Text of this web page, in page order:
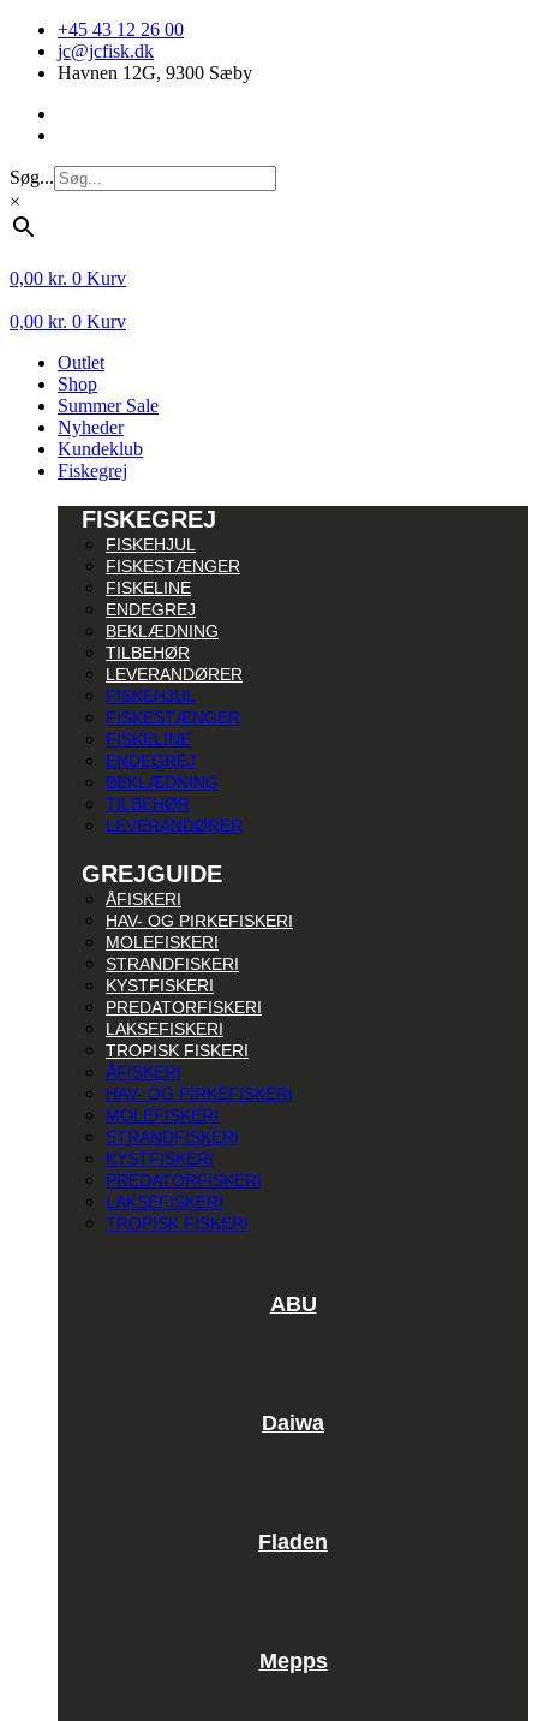
Videre
indhold
+45 43 12 26 00
jc@jcfisk.dk
Havnen 12G, 9300 Sæby
Søg...
×
0,00 kr. 0 Kurv
0,00 kr. 0 Kurv
Outlet
Shop
Summer Sale
Nyheder
Kundeklub
Fiskegrej
FISKEGREJ
FISKEHJUL
FISKESTÆNGER
FISKELINE
ENDEGREJ
BEKLÆDNING
TILBEHØR
LEVERANDØRER
FISKEHJUL
FISKESTÆNGER
FISKELINE
ENDEGREJ
BEKLÆDNING
TILBEHØR
LEVERANDØRER
GREJGUIDE
ÅFISKERI
HAV- OG PIRKEFISKERI
MOLEFISKERI
STRANDFISKERI
KYSTFISKERI
PREDATORFISKERI
LAKSEFISKERI
TROPISK FISKERI
ÅFISKERI
HAV- OG PIRKEFISKERI
MOLEFISKERI
STRANDFISKERI
KYSTFISKERI
PREDATORFISKERI
LAKSEFISKERI
TROPISK FISKERI
ABU
Daiwa
Fladen
Mepps